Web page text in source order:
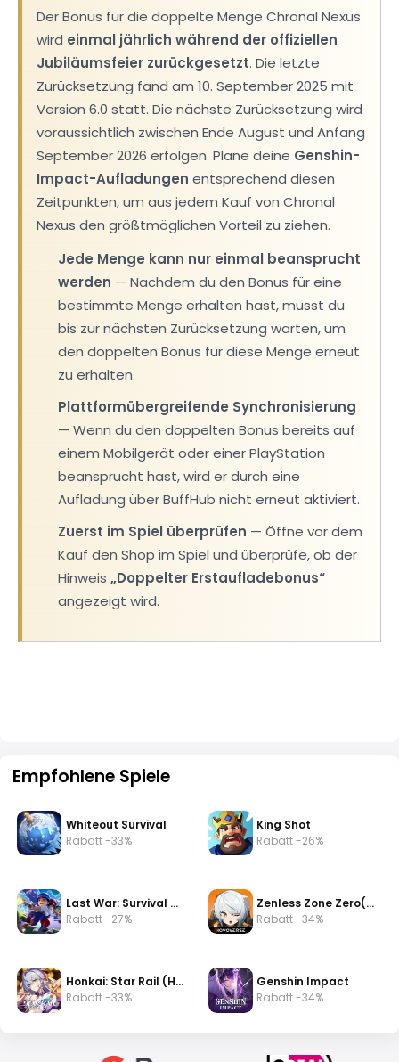
Der Bonus für die doppelte Menge Chronal Nexus
wird einmal jährlich während der offiziellen
Jubiläumsfeier zurückgesetzt. Die letzte
Zurücksetzung fand am 10. September 2025 mit
Version 6.0 statt. Die nächste Zurücksetzung wird
voraussichtlich zwischen Ende August und Anfang
September 2026 erfolgen. Plane deine Genshin-
Impact-Aufladungen entsprechend diesen
Zeitpunkten, um aus jedem Kauf von Chronal
Nexus den größtmöglichen Vorteil zu ziehen.
Jede Menge kann nur einmal beansprucht
werden — Nachdem du den Bonus für eine
bestimmte Menge erhalten hast, musst du
bis zur nächsten Zurücksetzung warten, um
den doppelten Bonus für diese Menge erneut
zu erhalten.
Plattformübergreifende Synchronisierung
— Wenn du den doppelten Bonus bereits auf
einem Mobilgerät oder einer PlayStation
beansprucht hast, wird er durch eine
Aufladung über BuffHub nicht erneut aktiviert.
Zuerst im Spiel überprüfen — Öffne vor dem
Kauf den Shop im Spiel und überprüfe, ob der
Hinweis„Doppelter Erstaufladebonus“
angezeigt wird.
Empfohlene Spiele
Whiteout Survival
Rabatt -33%
King Shot
Rabatt -26%
Last War: Survival Game
Rabatt -27%
Zenless Zone Zero(zzz)
Rabatt -34%
Honkai: Star Rail (HSR)
Rabatt -33%
Genshin Impact
Rabatt -34%